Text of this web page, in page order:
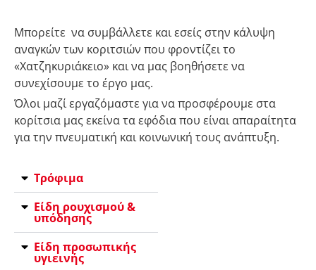
Μπορείτε να συμβάλλετε και εσείς στην κάλυψη
αναγκών των κοριτσιών που φροντίζει το
«Χατζηκυριάκειο» και να μας βοηθήσετε να
συνεχίσουμε το έργο μας.
Όλοι μαζί εργαζόμαστε για να προσφέρουμε στα
κορίτσια μας εκείνα τα εφόδια που είναι απαραίτητα
για την πνευματική και κοινωνική τους ανάπτυξη.
Τρόφιμα
Είδη ρουχισμού &
υπόδησης
Είδη προσωπικής
υγιεινής